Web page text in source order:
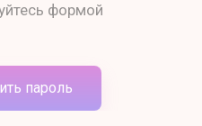
формой
пароль